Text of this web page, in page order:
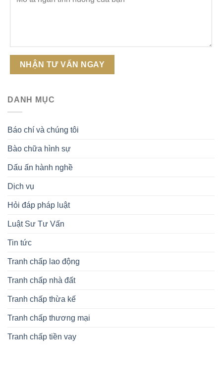
DANH MỤC
Báo chí và chúng tôi
Bào chữa hình sự
Dấu ấn hành nghề
Dịch vụ
Hỏi đáp pháp luật
Luật Sư Tư Vấn
Tin tức
Tranh chấp lao động
Tranh chấp nhà đất
Tranh chấp thừa kế
Tranh chấp thương mại
Tranh chấp tiền vay